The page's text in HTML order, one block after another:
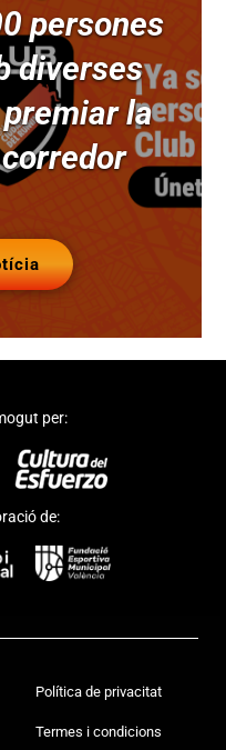
persones
diverses
la
per:
de:
Política de privacitat
Termes i condicions